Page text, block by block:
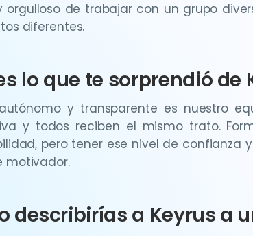
orgulloso de trabajar con un grupo
diferentes.
lo que te sorprendió
y transparente es nuestro
y todos reciben el mismo trato.
pero tener ese nivel de
motivador.
describirías a Keyrus a